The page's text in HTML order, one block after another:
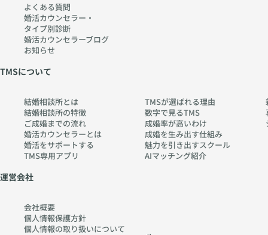
よくある質問
婚活カウンセラー・
タイプ別診断
婚活カウンセラーブログ
お知らせ
TMSについて
結婚相談所とは
結婚相談所の特徴
ご成婚までの流れ
婚活カウンセラーとは
婚活をサポートする
TMS専用アプリ
TMSが選ばれる理由
数字で見るTMS
成婚率が高いわけ
成婚を生み出す仕組み
魅力を引き出すスクール
AIマッチング紹介
運営会社
会社概要
個人情報保護方針
個人情報の取り扱いについて